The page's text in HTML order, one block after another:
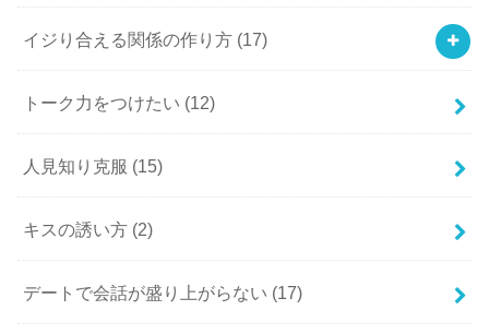
イジり合える関係の作り方 (17)
トーク力をつけたい (12)
人見知り克服 (15)
キスの誘い方 (2)
デートで会話が盛り上がらない (17)